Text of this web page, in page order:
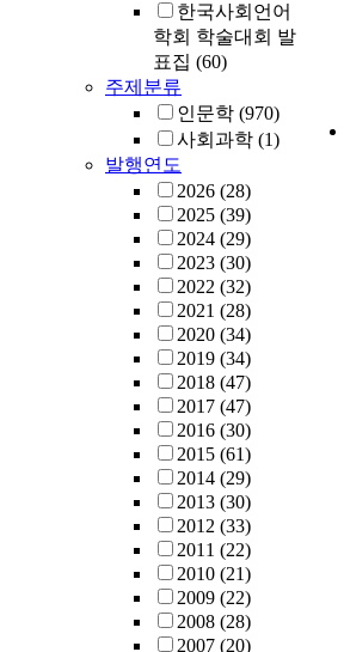
한국사회언어
학회 학술대회 발
표집 (60)
주제분류
인문학 (970)
사회과학 (1)
발행연도
2026 (28)
2025 (39)
2024 (29)
2023 (30)
2022 (32)
2021 (28)
2020 (34)
2019 (34)
2018 (47)
2017 (47)
2016 (30)
2015 (61)
2014 (29)
2013 (30)
2012 (33)
2011 (22)
2010 (21)
2009 (22)
2008 (28)
2007 (20)